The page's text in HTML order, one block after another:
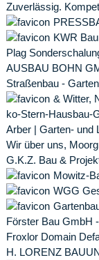
Zuverlässig.
KWR
Plag
AUSBAU BOHN
Straßenbau -
& Witter,
ko-Stern-Hausbau-
Arber | Garten- und
Wir über uns,
G.K.Z. Bau &
Mowitz-
WGG
Förster Bau GmbH
Froxlor Domain
H. LORENZ